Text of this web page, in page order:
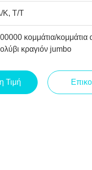
Κ, Τ/Τ
κομμάτια/κομμάτια
κραγιόν jumbo
Τιμή